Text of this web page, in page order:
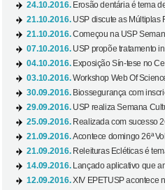
24.10.2016. Erosão dentária é tema
21.10.2016. USP discute as Múltiplas
21.10.2016.Começou na USP
07.10.2016. USP propõe tratamento
04.10.2016. Exposição Sín-tese no
03.10.2016.Workshop Web Of
30.09.2016. Biossegurança com
29.09.2016. USP realiza Semana
25.09.2016. Realizada com sucesso
21.09.2016.Acontece domingo 26ª
21.09.2016. Releituras Ecléticas é
14.09.2016.
Lançado aplicativo que
12.09.2016.XIV EPETUSP acontece